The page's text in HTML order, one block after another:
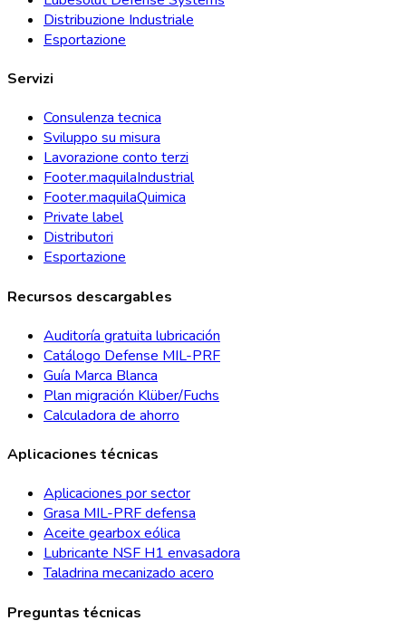
Distribuzione Industriale
Esportazione
Servizi
Consulenza tecnica
Sviluppo su misura
Lavorazione conto terzi
Footer.maquilaIndustrial
Footer.maquilaQuimica
Private label
Distributori
Esportazione
Recursos descargables
Auditoría gratuita lubricación
Catálogo Defense MIL-PRF
Guía Marca Blanca
Plan migración Klüber/Fuchs
Calculadora de ahorro
Aplicaciones técnicas
Aplicaciones por sector
Grasa MIL-PRF defensa
Aceite gearbox eólica
Lubricante NSF H1 envasadora
Taladrina mecanizado acero
Preguntas técnicas